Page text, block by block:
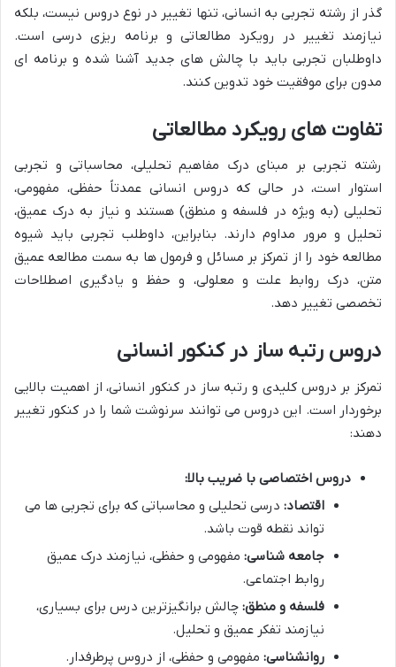
گذر از رشته تجربی به انسانی، تنها تغییر در نوع دروس نیست، بلکه
نیازمند تغییر در رویکرد مطالعاتی و برنامه ریزی درسی است.
داوطلبان تجربی باید با چالش های جدید آشنا شده و برنامه ای
مدون برای موفقیت خود تدوین کنند.
تفاوت های رویکرد مطالعاتی
رشته تجربی بر مبنای درک مفاهیم تحلیلی، محاسباتی و تجربی
استوار است، در حالی که دروس انسانی عمدتاً حفظی، مفهومی،
تحلیلی (به ویژه در فلسفه و منطق) هستند و نیاز به درک عمیق،
تحلیل و مرور مداوم دارند. بنابراین، داوطلب تجربی باید شیوه
مطالعه خود را از تمرکز بر مسائل و فرمول ها به سمت مطالعه عمیق
متن، درک روابط علت و معلولی، و حفظ و یادگیری اصطلاحات
تخصصی تغییر دهد.
دروس رتبه ساز در کنکور انسانی
تمرکز بر دروس کلیدی و رتبه ساز در کنکور انسانی، از اهمیت بالایی
برخوردار است. این دروس می توانند سرنوشت شما را در کنکور تغییر
دهند:
دروس اختصاصی با ضریب بالا:
اقتصاد: درسی تحلیلی و محاسباتی که برای تجربی ها می
تواند نقطه قوت باشد.
جامعه شناسی: مفهومی و حفظی، نیازمند درک عمیق
روابط اجتماعی.
فلسفه و منطق: چالش برانگیزترین درس برای بسیاری،
نیازمند تفکر عمیق و تحلیل.
روانشناسی: مفهومی و حفظی، از دروس پرطرفدار.